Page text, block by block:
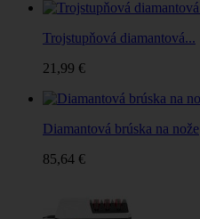
Trojstupňová diamantová...
21,99 €
Diamantová brúska na nože
85,64 €